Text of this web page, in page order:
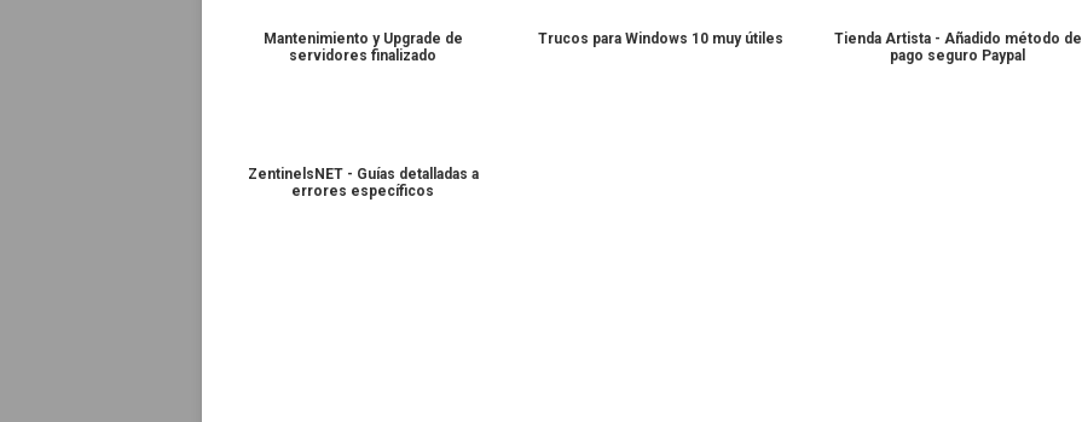
Mantenimiento y Upgrade de
servidores finalizado
Trucos para Windows 10 muy útiles
Tienda Artista - Añadido método de
pago seguro Paypal
ZentinelsNET - Guías detalladas a
errores específicos